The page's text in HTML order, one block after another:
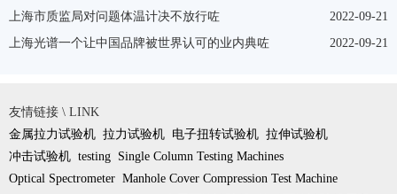
2022-09-21
上海市质监局对问题体温计决不放行咗
2022-09-21
上海光谱一个让中国品牌被世界认可的业内典咗
友情链接 \ LINK
金属拉力试验机 拉力试验机 电子扭转试验机 拉伸试验机
冲击试验机 testing Single Column Testing Machines
Optical Spectrometer Manhole Cover Compression Test Machine